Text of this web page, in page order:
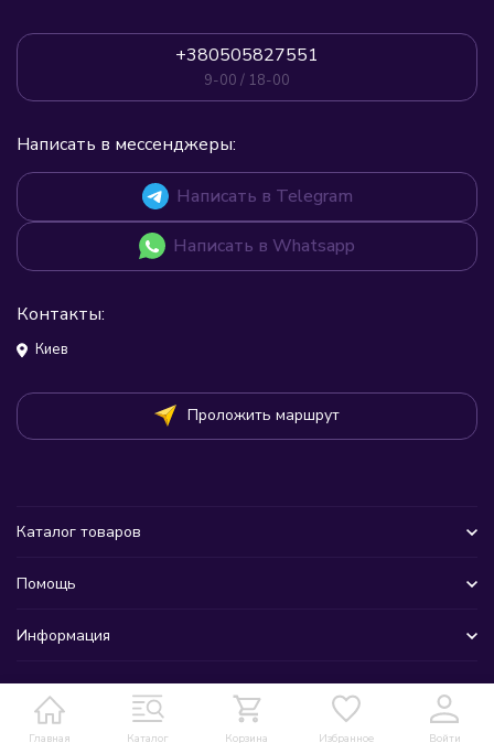
Главная Каталог Корзина Избранное Войти
+380505827551
9-00 / 18-00
Написать в мессенджеры:
Написать в Telegram
Написать в Whatsapp
Контакты:
Киев
Проложить маршрут
Каталог товаров
Помощь
Информация